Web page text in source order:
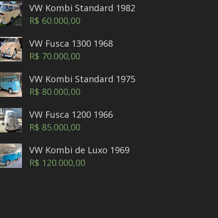
VW Kombi Standard 1982
R$ 60.000,00
VW Fusca 1300 1968
R$ 70.000,00
VW Kombi Standard 1975
R$ 80.000,00
VW Fusca 1200 1966
R$ 85.000,00
VW Kombi de Luxo 1969
R$ 120.000,00